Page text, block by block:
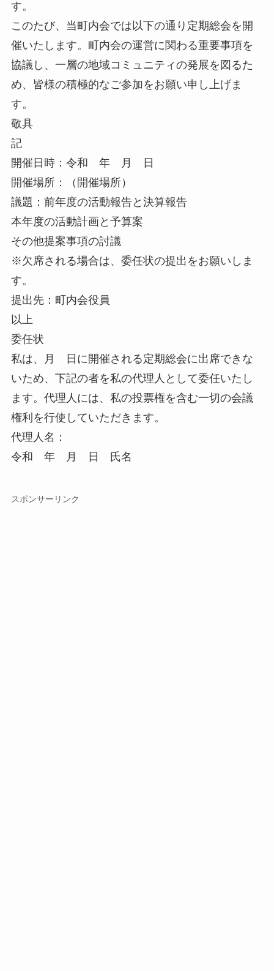
す。
このたび、当町内会では以下の通り定期総会を開
催いたします。町内会の運営に関わる重要事項を
協議し、一層の地域コミュニティの発展を図るた
め、皆様の積極的なご参加をお願い申し上げま
す。
敬具
記
開催日時：令和 年 月 日
開催場所：（開催場所）
議題：前年度の活動報告と決算報告
本年度の活動計画と予算案
その他提案事項の討議
※欠席される場合は、委任状の提出をお願いしま
す。
提出先：町内会役員
以上
委任状
私は、月 日に開催される定期総会に出席できな
いため、下記の者を私の代理人として委任いたし
ます。代理人には、私の投票権を含む一切の会議
権利を行使していただきます。
代理人名：
令和 年 月 日 氏名
スポンサーリンク